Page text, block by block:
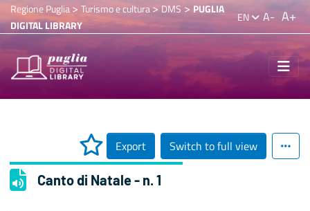
Regione Puglia> Turismo e cultura>DMS > PUGLIA
DIGITAL LIBRARY
EN A- A+
Export Switch to full view
Canto di Natale - n. 1